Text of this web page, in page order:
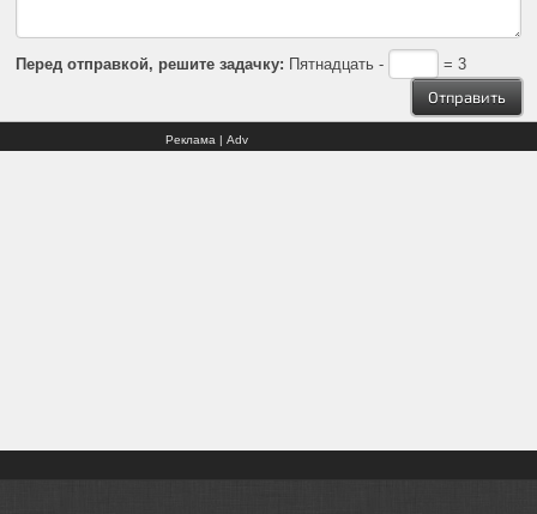
Перед отправкой, решите задачку: Пятнадцать - = 3
Реклама | Adv